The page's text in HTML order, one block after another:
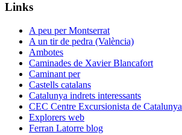
Links
A peu per Montserrat
A un tir de pedra (València)
Ambotes
Caminades de Xavier Blancafort
Caminant per
Castells catalans
Catalunya indrets interessants
CEC Centre Excursionista de Catalunya
Explorers web
Ferran Latorre blog